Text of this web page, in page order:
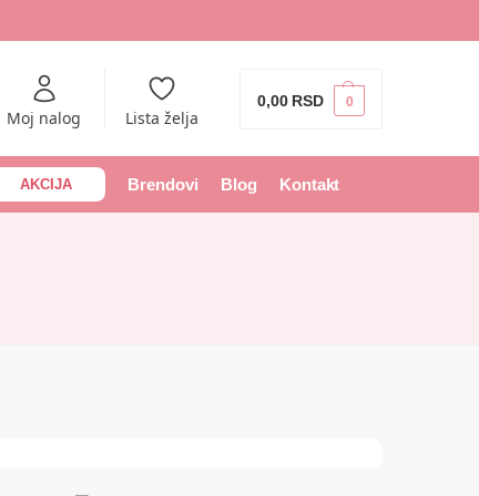
Moj nalog Lista želja
0,00 RSD 0
AKCIJA Brendovi Blog Kontakt